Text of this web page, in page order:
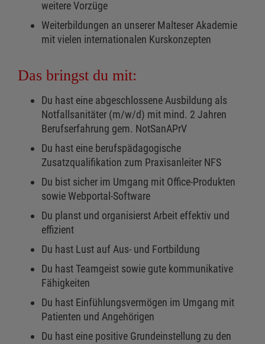
weitere Vorzüge
Weiterbildungen an unserer Malteser Akademie
mit vielen internationalen Kurskonzepten
Das bringst du mit:
Du hast eine abgeschlossene Ausbildung als
Notfallsanitäter (m/w/d) mit mind. 2 Jahren
Berufserfahrung gem. NotSanAPrV
Du hast eine berufspädagogische
Zusatzqualifikation zum Praxisanleiter NFS
Du bist sicher im Umgang mit Office-Produkten
sowie Webportal-Software
Du planst und organisierst Arbeit effektiv und
effizient
Du hast Lust auf Aus- und Fortbildung
Du hast Teamgeist sowie gute kommunikative
Fähigkeiten
Du hast Einfühlungsvermögen im Umgang mit
Patienten und Angehörigen
Du hast eine positive Grundeinstellung zu den